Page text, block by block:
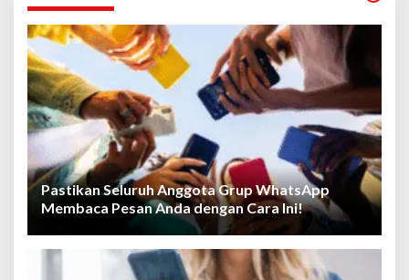
Pastikan Seluruh Anggota Grup WhatsApp
Membaca Pesan Anda dengan Cara Ini!